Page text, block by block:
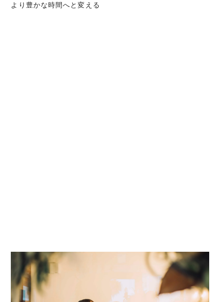
より豊かな時間へと変える